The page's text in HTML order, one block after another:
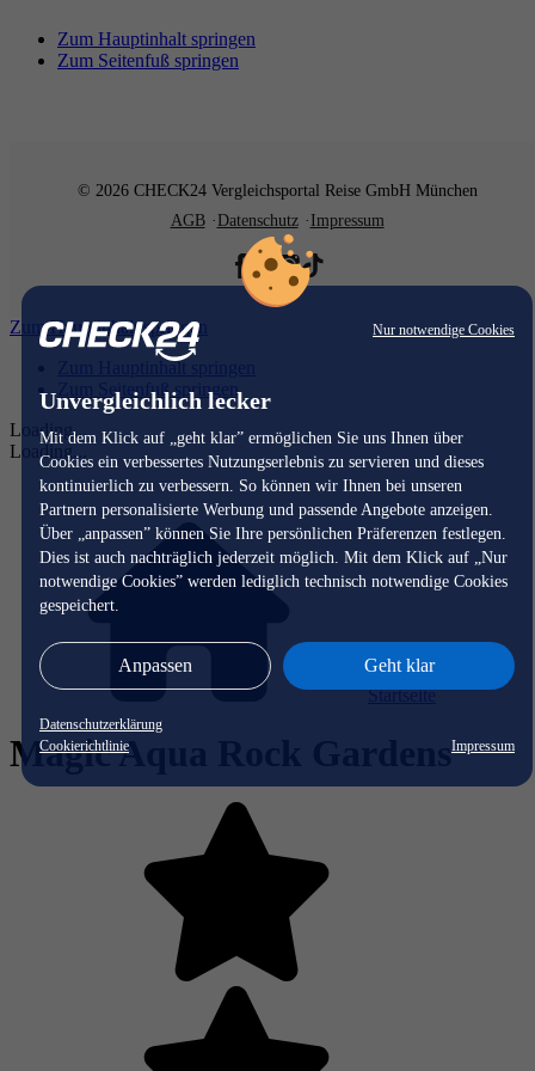
Nur notwendige Cookies
Unvergleichlich lecker
Mit dem Klick auf „geht klar” ermöglichen Sie uns Ihnen über
Cookies ein verbessertes Nutzungserlebnis zu servieren und dieses
kontinuierlich zu verbessern. So können wir Ihnen bei unseren
Partnern personalisierte Werbung und passende Angebote anzeigen.
Über „anpassen” können Sie Ihre persönlichen Präferenzen festlegen.
Dies ist auch nachträglich jederzeit möglich. Mit dem Klick auf „Nur
notwendige Cookies” werden lediglich technisch notwendige Cookies
gespeichert.
Anpassen Geht klar
Datenschutzerklärung
Cookierichtlinie
Impressum
Zum Hauptinhalt springen
Zum Seitenfuß springen
© 2026 CHECK24 Vergleichsportal Reise GmbH München
AGB
Datenschutz Impressum
Zum Hauptinhalt springen
Zum Hauptinhalt springen
Zum Seitenfuß springen
Loading...
Loading...
Startseite
Magic Aqua Rock Gardens